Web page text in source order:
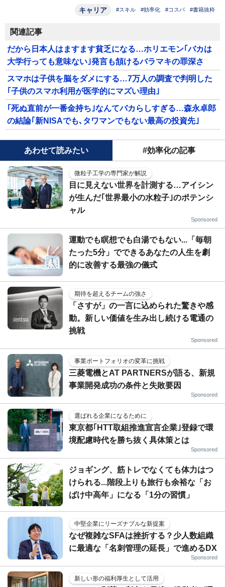
キャリア #スキル #効率化 #コスパ #書籍抜粋
関連記事
だから日本人はますます貧乏になる…ホリエモン｢バカは
大学行っても意味ない｣発言も頷けるバラマキの罪深さ
スマホは子供を脳をダメにする…7万人の調査で判明した
｢子供のスマホ利用が医学的にマズい理由｣
｢死ぬ直前が一番金持ち｣なんてバカらしすぎる…森永卓郎
の結論｢新NISAでも､タワマンでもない最高の投資先｣
あわせて読みたい #効率化の記事
微粒子工学の専門家が解説
目に見えない世界を計測する…アイシン
が生んだ｢世界最小の水粒子｣のポテンシ
ャル
Sponsored
運動でも瞑想でも白湯でもない...「毎朝
たった5分」でできるあなたの人生を劇
的に改善する最強の儀式
期待を超えるチームの強さ
「さすが」の一言に込められた驚きや感
動。新しい価値を生み出し続ける電通の
挑戦
Sponsored
事業ポートフォリオの変革に挑戦
三菱電機とAT PARTNERSが語る、新規
事業開発成功の条件と失敗要因
Sponsored
選ばれる企業になるために
東京都｢HTT取組推進宣言企業｣登録で環
境配慮時代を勝ち抜く具体策とは
Sponsored
ジョギング、筋トレでなくても体力はつ
けられる...階段上りも旅行も余裕な「お
ばけ中高年」になる「1分の習慣」
中堅企業にリーズナブルな新提案
なぜ複雑なSFAは挫折する？少人数組織
に最適な「名刺管理の延長」で進めるDX
Sponsored
新しい形の福利厚生として活用